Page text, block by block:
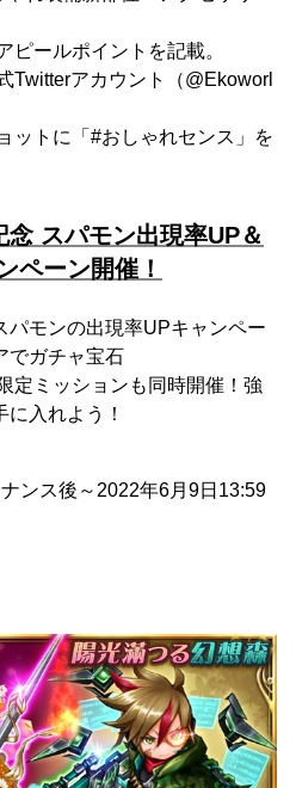
ールポイントを記載。
アカウント（@Ekoworl
ットに「#おしゃれセンス」を
スパモン出現率UP＆
ペーン開催！
パモンの出現率UPキャンペー
でガチャ宝石
定ミッションも同時開催！強
入れよう！
ンス後～2022年6月9日13:59